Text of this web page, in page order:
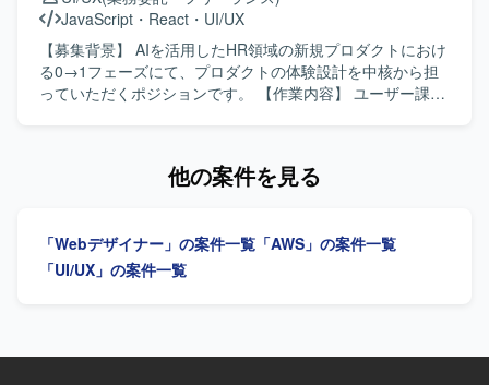
・抽象度の高い事業仮説やユーザー課題から、「どのよう
な体験にすべきか」を定義し、検証を重ねながらプロダク
トの勝ち筋をつくっていく経験ができます。 ・Figmaや各
種AIツールを活用しながら、デザインとプロトタイピング
Claude Code、Cursor等のAIツールを併用しながらプロト
て簡易モック作成）を対応していただきます。機能過多・
画面過密状態に対する整理・改善提案や、ユーザビリティ
向上に向けた設計見直しを行い、ディレクター／PMと連携
しながらエンジニア実装を見据えたデザイン仕様をアウト
プットしていただきます。 【求める人物像】 要件が固まり
やすさの両立を意識してデザイン品質を高めていただける
フィットするポジションです。 【ポジションの魅力】 請求
書発行システムという業務基盤となるWebアプリケーショ
能過多・情報量の多い業務システムに対して、ユーザビリ
JavaScript ・ React ・ UI/UX
【募集背景】 AIを活用したHR領域の新規プロダクトにおけ
る0→1フェーズにて、プロダクトの体験設計を中核から担
っていただくポジションです。 【作業内容】 ユーザー課
す。 各種AIツールを活用した動くプロトタイプの作成・検
を行っていただきます。 グロースを見据えたLP、オンボー
ディング、初回・継続利用体験の改善を行っていただきま
自ら理解し、プロダクトの勝ち筋を高速に検証・構築して
他の案件を見る
「Webデザイナー」の案件一覧 「AWS」の案件一覧
「UI/UX」の案件一覧